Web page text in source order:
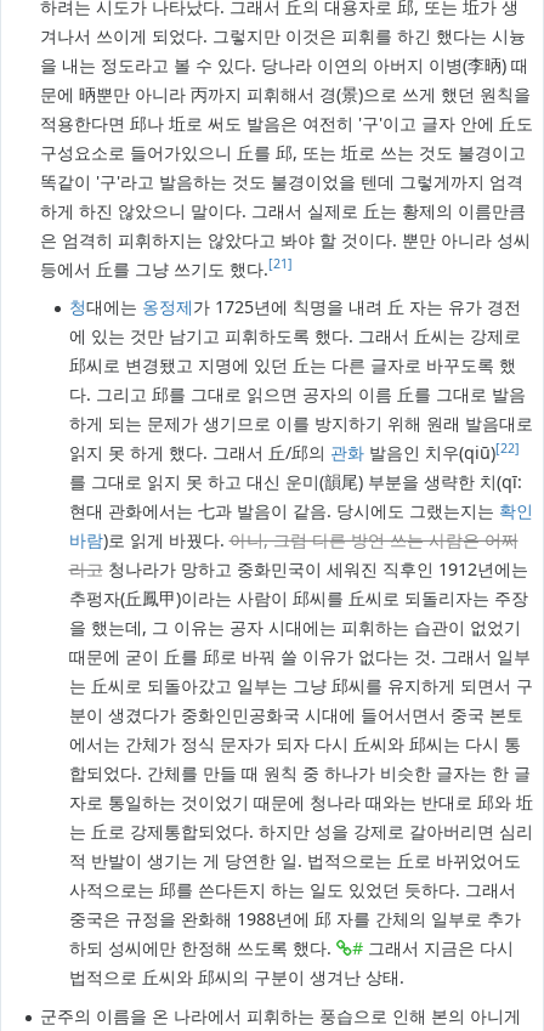
하려는 시도가 나타났다. 그래서 丘의 대용자로 邱, 또는 坵가 생
겨나서 쓰이게 되었다. 그렇지만 이것은 피휘를 하긴 했다는 시늉
을 내는 정도라고 볼 수 있다. 당나라 이연의 아버지 이병(李昞) 때
문에 昞뿐만 아니라 丙까지 피휘해서 경(景)으로 쓰게 했던 원칙을
적용한다면 邱나 坵로 써도 발음은 여전히 '구'이고 글자 안에 丘도
구성요소로 들어가있으니 丘를 邱, 또는 坵로 쓰는 것도 불경이고
똑같이 '구'라고 발음하는 것도 불경이었을 텐데 그렇게까지 엄격
하게 하진 않았으니 말이다. 그래서 실제로 丘는 황제의 이름만큼
은 엄격히 피휘하지는 않았다고 봐야 할 것이다. 뿐만 아니라 성씨
등에서 丘를 그냥 쓰기도 했다.[21]
청대에는 옹정제가 1725년에 칙명을 내려 丘 자는 유가 경전
에 있는 것만 남기고 피휘하도록 했다. 그래서 丘씨는 강제로
邱씨로 변경됐고 지명에 있던 丘는 다른 글자로 바꾸도록 했
다. 그리고 邱를 그대로 읽으면 공자의 이름 丘를 그대로 발음
하게 되는 문제가 생기므로 이를 방지하기 위해 원래 발음대로
읽지 못 하게 했다. 그래서 丘/邱의 관화발음인 치우(qiū)[22]
를 그대로 읽지 못 하고 대신 운미(韻尾) 부분을 생략한 치(qī:
현대 관화에서는 七과 발음이 같음. 당시에도 그랬는지는 확인
바람)로 읽게 바꿨다.아니, 그럼 다른 방언 쓰는 사람은 어쩌
라고청나라가 망하고 중화민국이 세워진 직후인 1912년에는
추펑자(丘鳳甲)이라는 사람이 邱씨를 丘씨로 되돌리자는 주장
을 했는데, 그 이유는 공자 시대에는 피휘하는 습관이 없었기
때문에 굳이 丘를 邱로 바꿔 쓸 이유가 없다는 것. 그래서 일부
는 丘씨로 되돌아갔고 일부는 그냥 邱씨를 유지하게 되면서 구
분이 생겼다가 중화인민공화국 시대에 들어서면서 중국 본토
에서는 간체가 정식 문자가 되자 다시 丘씨와 邱씨는 다시 통
합되었다. 간체를 만들 때 원칙 중 하나가 비슷한 글자는 한 글
자로 통일하는 것이었기 때문에 청나라 때와는 반대로 邱와 坵
는 丘로 강제통합되었다. 하지만 성을 강제로 갈아버리면 심리
적 반발이 생기는 게 당연한 일. 법적으로는 丘로 바뀌었어도
사적으로는 邱를 쓴다든지 하는 일도 있었던 듯하다. 그래서
중국은 규정을 완화해 1988년에 邱 자를 간체의 일부로 추가
하되 성씨에만 한정해 쓰도록 했다.
#그래서 지금은 다시
법적으로 丘씨와 邱씨의 구분이 생겨난 상태.
군주의 이름을 온 나라에서 피휘하는 풍습으로 인해 본의 아니게